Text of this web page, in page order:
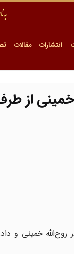
انتشارات مقالات
از طرف
خمینى و